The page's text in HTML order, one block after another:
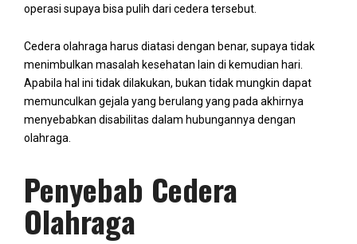
operasi supaya bisa pulih dari cedera tersebut.
Cedera olahraga harus diatasi dengan benar, supaya tidak
menimbulkan masalah kesehatan lain di kemudian hari.
Apabila hal ini tidak dilakukan, bukan tidak mungkin dapat
memunculkan gejala yang berulang yang pada akhirnya
menyebabkan disabilitas dalam hubungannya dengan
olahraga.
Penyebab Cedera
Olahraga